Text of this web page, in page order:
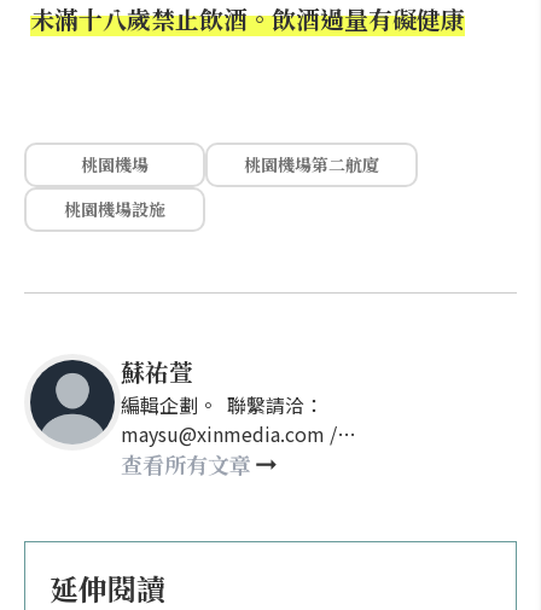
未滿十八歲禁止飲酒。飲酒過量有礙健康
桃園機場
桃園機場第二航廈
桃園機場設施
蘇祐萱
編輯企劃。 聯繫請洽：
maysu@xinmedia.com /
may860527@gmail.com
查看所有文章
延伸閱讀